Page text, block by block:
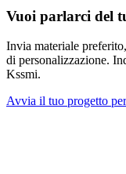
Vuoi parlarci del
Invia materiale
di personalizzazione.
Kssmi.
Avvia il tuo progetto